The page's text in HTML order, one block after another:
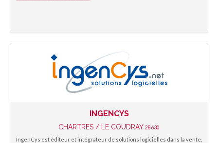
INGENCYS
CHARTRES / LE COUDRAY 28630
IngenCys est éditeur et intégrateur de solutions logicielles dans la vente,